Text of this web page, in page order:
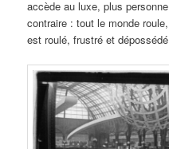
accède au luxe, plus
contraire : tout le monde
est roulé, frustré et